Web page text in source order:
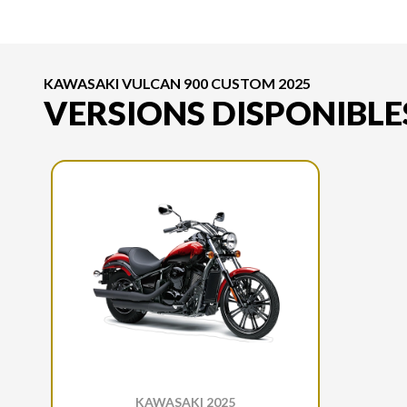
KAWASAKI VULCAN 900 CUSTOM 2025
VERSIONS
KAWASAKI 2025